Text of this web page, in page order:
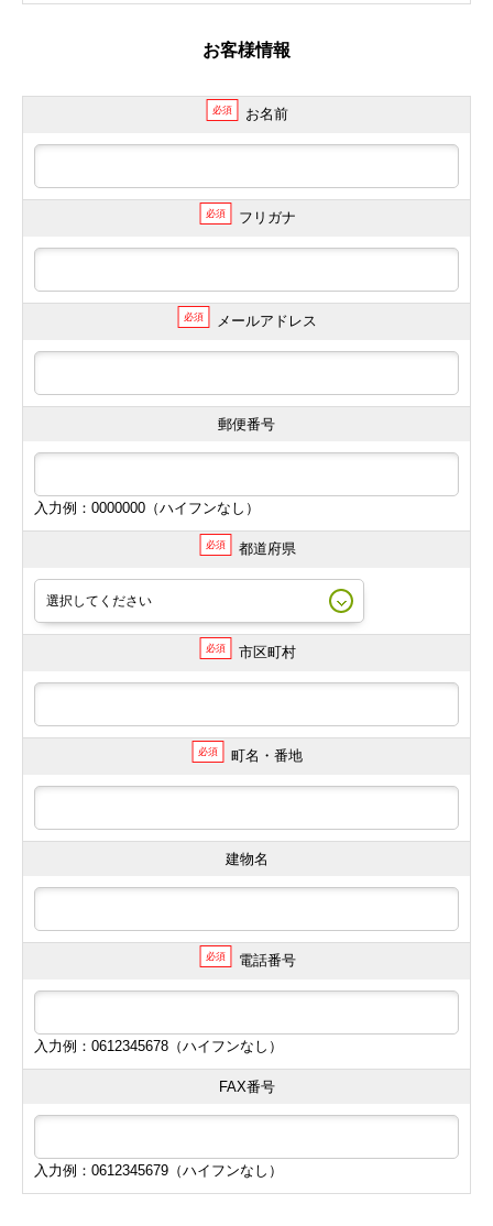
お客様情報
必須 お名前
必須 フリガナ
必須 メールアドレス
郵便番号
入力例：0000000（ハイフンなし）
必須 都道府県
必須 市区町村
必須 町名・番地
建物名
必須 電話番号
入力例：0612345678（ハイフンなし）
FAX番号
入力例：0612345679（ハイフンなし）